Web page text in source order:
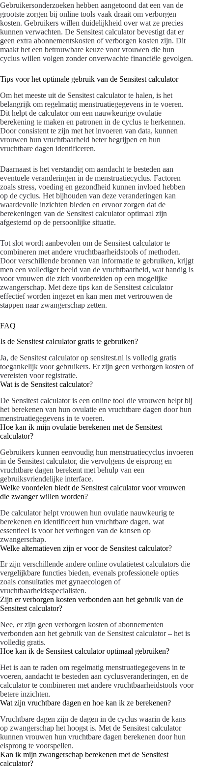
Gebruikersonderzoeken hebben aangetoond dat een van de
grootste zorgen bij online tools vaak draait om verborgen
kosten. Gebruikers willen duidelijkheid over wat ze precies
kunnen verwachten. De Sensitest calculator bevestigt dat er
geen extra abonnementskosten of verborgen kosten zijn. Dit
maakt het een betrouwbare keuze voor vrouwen die hun
cyclus willen volgen zonder onverwachte financiële gevolgen.
Tips voor het optimale gebruik van de Sensitest calculator
Om het meeste uit de Sensitest calculator te halen, is het
belangrijk om regelmatig menstruatiegegevens in te voeren.
Dit helpt de calculator om een nauwkeurige ovulatie
berekening te maken en patronen in de cyclus te herkennen.
Door consistent te zijn met het invoeren van data, kunnen
vrouwen hun vruchtbaarheid beter begrijpen en hun
vruchtbare dagen identificeren.
Daarnaast is het verstandig om aandacht te besteden aan
eventuele veranderingen in de menstruatiecyclus. Factoren
zoals stress, voeding en gezondheid kunnen invloed hebben
op de cyclus. Het bijhouden van deze veranderingen kan
waardevolle inzichten bieden en ervoor zorgen dat de
berekeningen van de Sensitest calculator optimaal zijn
afgestemd op de persoonlijke situatie.
Tot slot wordt aanbevolen om de Sensitest calculator te
combineren met andere vruchtbaarheidstools of methoden.
Door verschillende bronnen van informatie te gebruiken, krijgt
men een vollediger beeld van de vruchtbaarheid, wat handig is
voor vrouwen die zich voorbereiden op een mogelijke
zwangerschap. Met deze tips kan de Sensitest calculator
effectief worden ingezet en kan men met vertrouwen de
stappen naar zwangerschap zetten.
FAQ
Is de Sensitest calculator gratis te gebruiken?
Ja, de Sensitest calculator op sensitest.nl is volledig gratis
toegankelijk voor gebruikers. Er zijn geen verborgen kosten of
vereisten voor registratie.
Wat is de Sensitest calculator?
De Sensitest calculator is een online tool die vrouwen helpt bij
het berekenen van hun ovulatie en vruchtbare dagen door hun
menstruatiegegevens in te voeren.
Hoe kan ik mijn ovulatie berekenen met de Sensitest
calculator?
Gebruikers kunnen eenvoudig hun menstruatiecyclus invoeren
in de Sensitest calculator, die vervolgens de eisprong en
vruchtbare dagen berekent met behulp van een
gebruiksvriendelijke interface.
Welke voordelen biedt de Sensitest calculator voor vrouwen
die zwanger willen worden?
De calculator helpt vrouwen hun ovulatie nauwkeurig te
berekenen en identificeert hun vruchtbare dagen, wat
essentieel is voor het verhogen van de kansen op
zwangerschap.
Welke alternatieven zijn er voor de Sensitest calculator?
Er zijn verschillende andere online ovulatietest calculators die
vergelijkbare functies bieden, evenals professionele opties
zoals consultaties met gynaecologen of
vruchtbaarheidsspecialisten.
Zijn er verborgen kosten verbonden aan het gebruik van de
Sensitest calculator?
Nee, er zijn geen verborgen kosten of abonnementen
verbonden aan het gebruik van de Sensitest calculator – het is
volledig gratis.
Hoe kan ik de Sensitest calculator optimaal gebruiken?
Het is aan te raden om regelmatig menstruatiegegevens in te
voeren, aandacht te besteden aan cyclusveranderingen, en de
calculator te combineren met andere vruchtbaarheidstools voor
betere inzichten.
Wat zijn vruchtbare dagen en hoe kan ik ze berekenen?
Vruchtbare dagen zijn de dagen in de cyclus waarin de kans
op zwangerschap het hoogst is. Met de Sensitest calculator
kunnen vrouwen hun vruchtbare dagen berekenen door hun
eisprong te voorspellen.
Kan ik mijn zwangerschap berekenen met de Sensitest
calculator?